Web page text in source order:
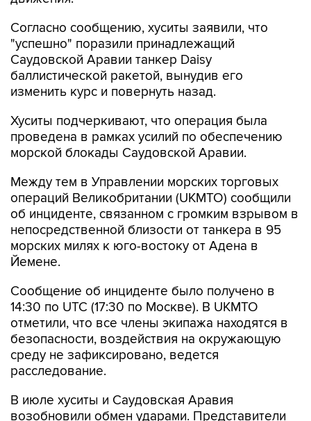
Согласно сообщению, хуситы заявили, что
"успешно" поразили принадлежащий
Саудовской Аравии танкер Daisy
баллистической ракетой, вынудив его
изменить курс и повернуть назад.
Хуситы подчеркивают, что операция была
проведена в рамках усилий по обеспечению
морской блокады Саудовской Аравии.
Между тем в Управлении морских торговых
операций Великобритании (UKMTO) сообщили
об инциденте, связанном с громким взрывом в
непосредственной близости от танкера в 95
морских милях к юго-востоку от Адена в
Йемене.
Сообщение об инциденте было получено в
14:30 по UTC (17:30 по Москве). В UKMTO
отметили, что все члены экипажа находятся в
безопасности, воздействия на окружающую
среду не зафиксировано, ведется
расследование.
В июле хуситы и Саудовская Аравия
возобновили обмен ударами. Представители